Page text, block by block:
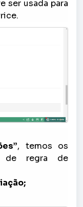
ser usada para
, temos os
de regra de